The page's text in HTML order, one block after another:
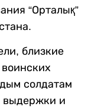
“Орталық”
близкие
солдатам
выдержки и